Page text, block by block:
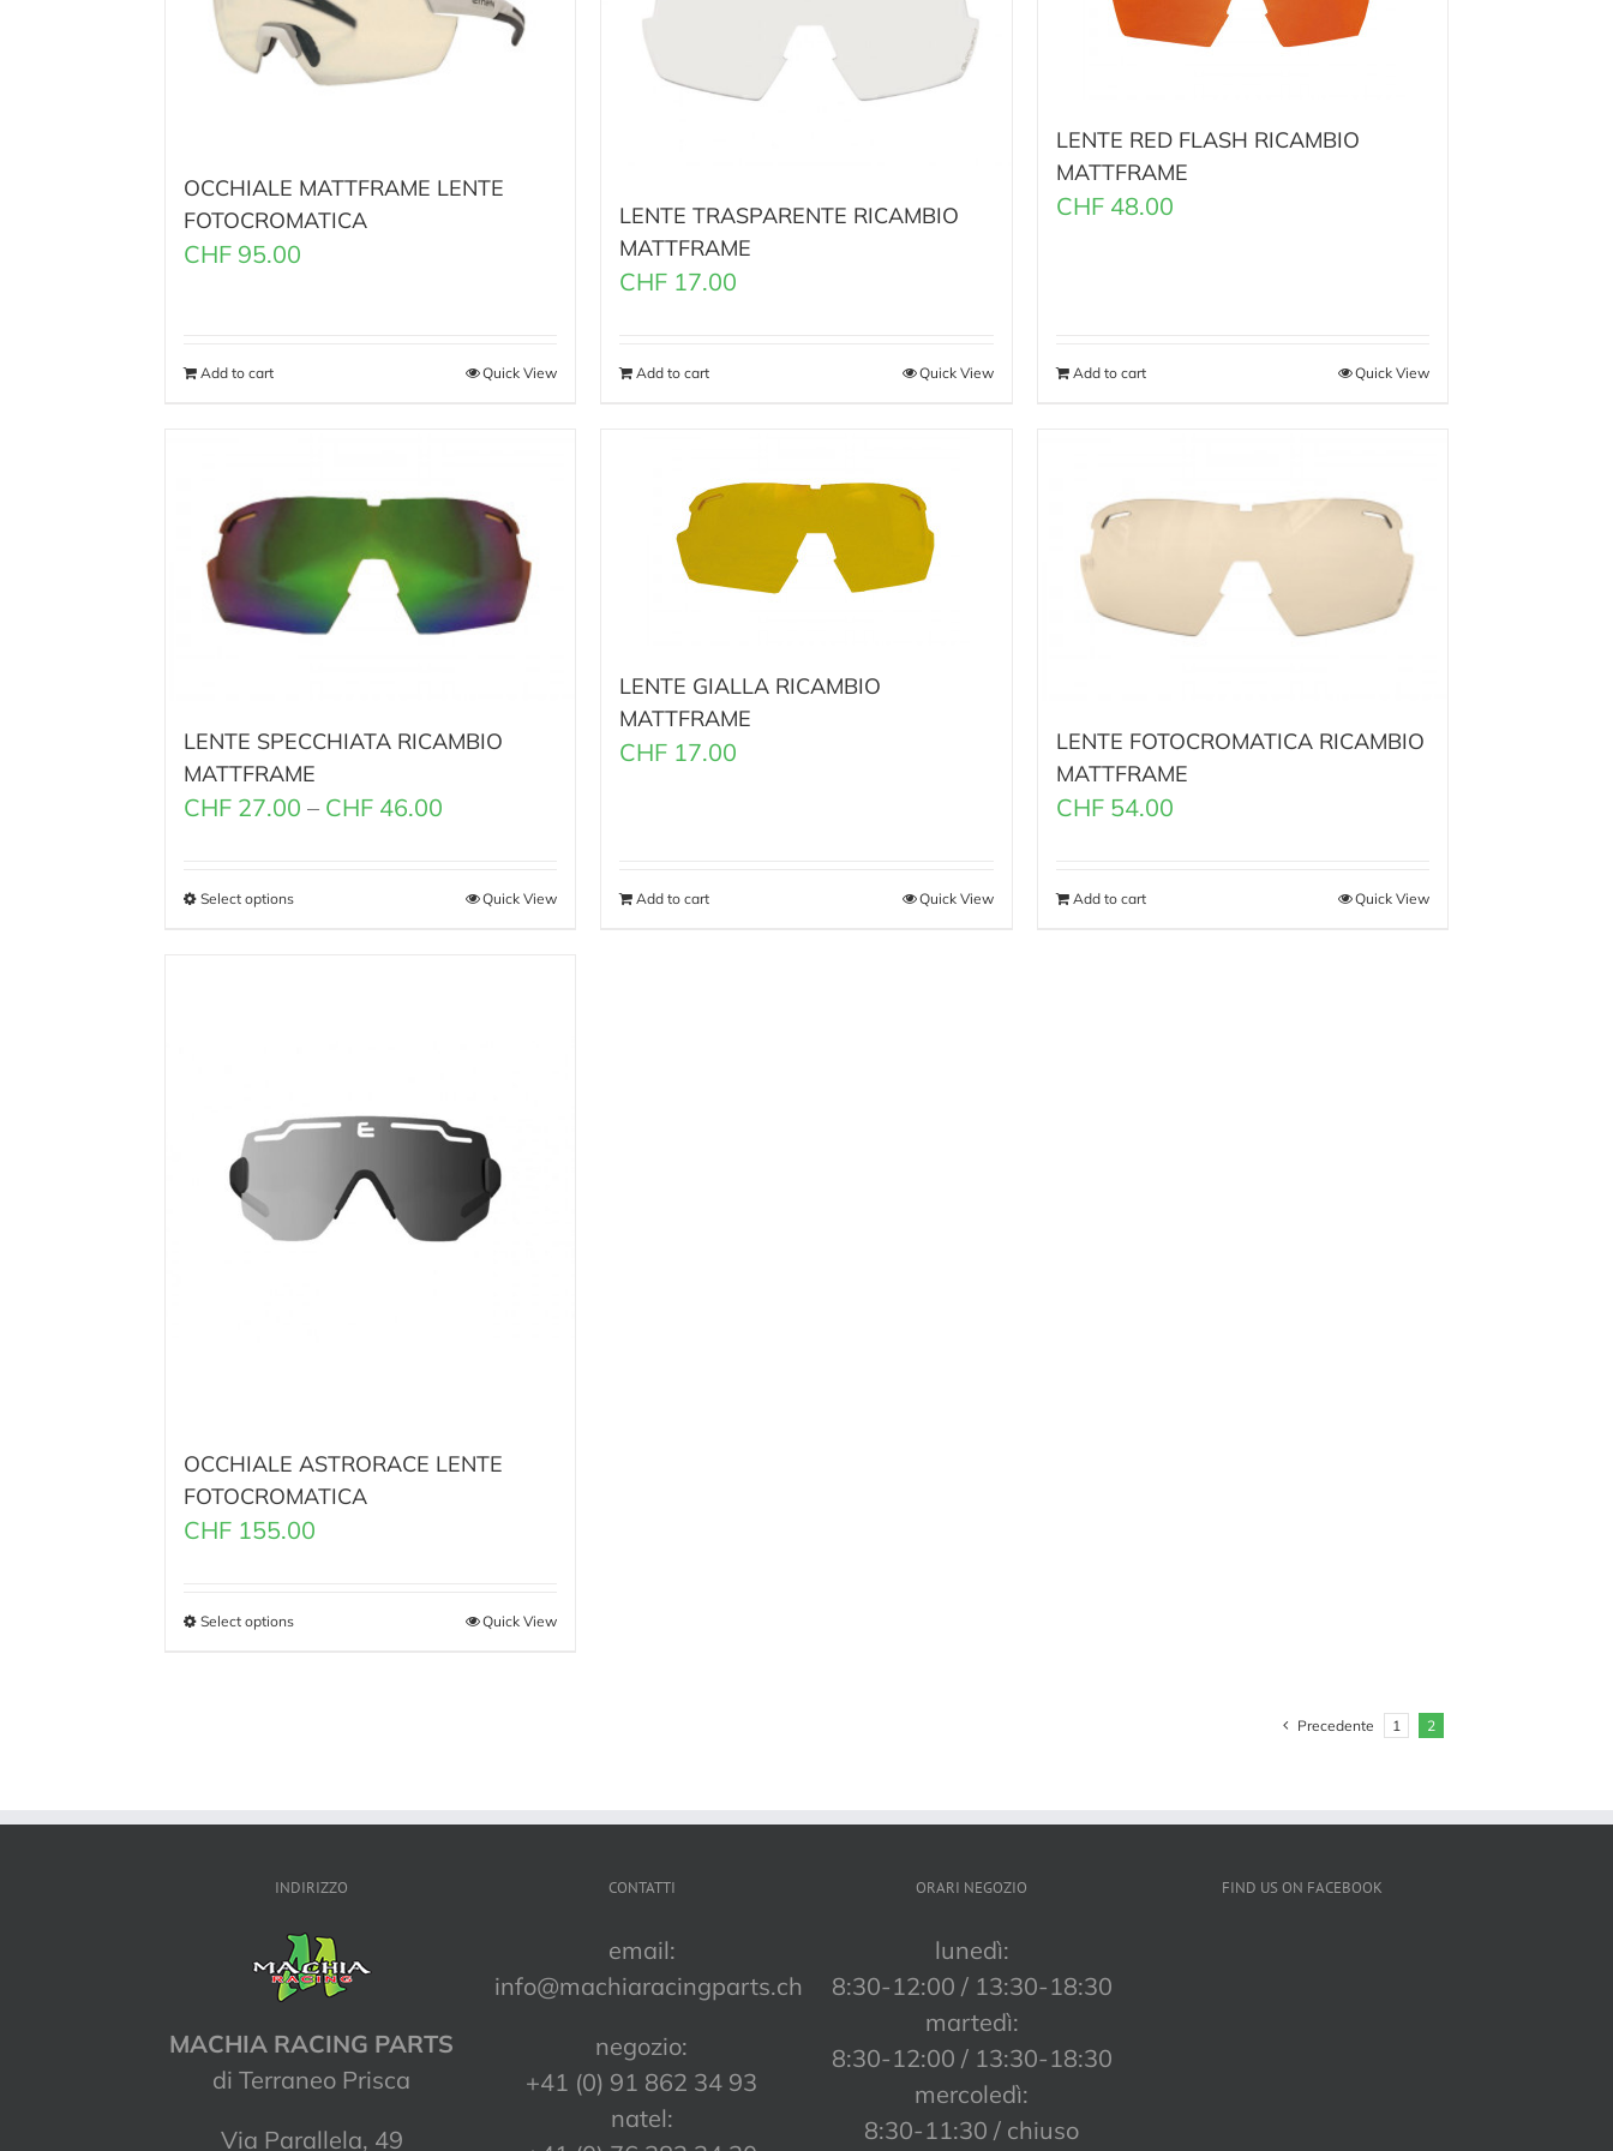
OCCHIALE MATTFRAME LENTE
FOTOCROMATICA
CHF 95.00
Add to cart Quick View
LENTE TRASPARENTE RICAMBIO
MATTFRAME
CHF 17.00
Add to cart Quick View
LENTE RED FLASH RICAMBIO
MATTFRAME
CHF48.00
Add to cart Quick View
LENTE SPECCHIATA RICAMBIO
MATTFRAME
CHF 27.00 – CHF 46.00
Select options Quick View
LENTE GIALLA RICAMBIO
MATTFRAME
CHF 17.00
Add to cart Quick View
LENTE FOTOCROMATICA RICAMBIO
MATTFRAME
CHF54.00
Add to cart Quick View
OCCHIALE ASTRORACE LENTE
FOTOCROMATICA
CHF 155.00
Select options Quick View
Precedente 1 2
INDIRIZZO
MACHIA RACING PARTS
di Terraneo Prisca
Via Parallela, 49
CONTATTI
email:
info@machiaracingparts.ch
negozio:
+41 (0) 91 862 34 93
natel:
ORARI NEGOZIO
lunedì:
8:30-12:00 / 13:30-18:30
martedì:
8:30-12:00 / 13:30-18:30
mercoledì:
8:30-11:30 / chiuso
FIND US ON FACEBOOK